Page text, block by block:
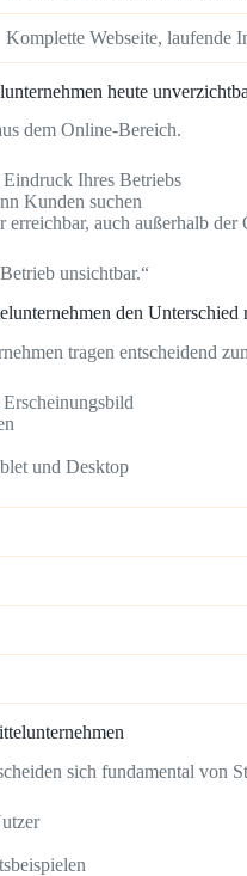
Komplette Webseite, laufende
heute
dem Online-Bereich.
Ihres Betriebs
Kunden suchen
erreichbar, auch außerhalb der
unsichtbar.“
den Unterschied
tragen entscheidend
und Desktop
sich fundamental von